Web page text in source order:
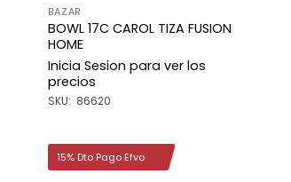
BAZAR
BOWL 17C CAROL TIZA FUSION
HOME
Inicia Sesion para ver los
precios
SKU: 86620
15% Dto Pago Efvo